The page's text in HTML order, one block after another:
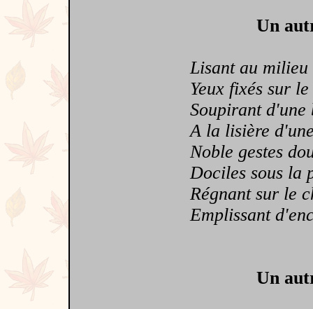
Un
Lisant au milieu
Yeux fixés sur le
Soupirant d'une
A la lisière d'une
Noble gestes
Dociles sous la
Régnant sur le
Emplissant
Un